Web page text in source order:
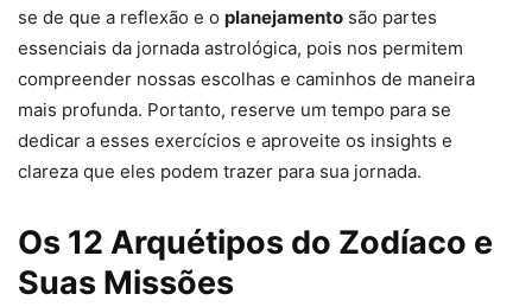
se de que a reflexão e o planejamento são partes
essenciais da jornada astrológica, pois nos permitem
compreender nossas escolhas e caminhos de maneira
mais profunda. Portanto, reserve um tempo para se
dedicar a esses exercícios e aproveite os insights e
clareza que eles podem trazer para sua jornada.
Os 12 Arquétipos do Zodíaco e
Suas Missões